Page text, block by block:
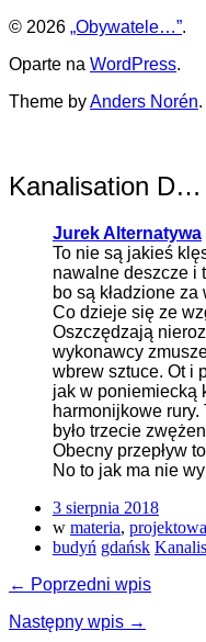
© 2026 „Obywatele…”.
Oparte na WordPress.
Theme byAnders Norén.
Kanalisation D…
Jurek Alternatywa
To nie są jakieś
nawalne deszcze i
bo są kładzione
Co dzieje się ze
Oszczędzają
wykonawcy
wbrew sztuce. Ot i
jak w poniemiecką
harmonijkowe rury.
było trzecie
Obecny przepływ
No to jak ma nie
3 sierpnia 2018
w materia,
budyń gdańsk
← Poprzedni wpis
Następny wpis →